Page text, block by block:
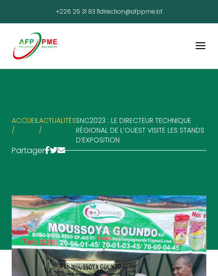
+226 25 31 83 11direction@afppme.bf
ACCUEIL
/
ACTUALITÉS
/
SNC2023 : LE DIRECTEUR TECHNIQUE
RÉGIONAL DE L’OUEST VISITE LES STANDS
D’EXPOSITION
Partager